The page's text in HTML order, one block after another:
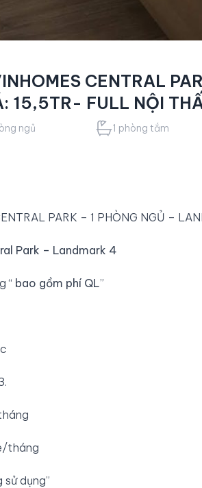
CENTRAL
15,5TR- FULL NỘI
ngủ 1 phòng tắm
PARK – 1 PHÒNG NGỦ –
Park – Landmark 4
“ bao gồm phí QL”
tháng
dụng”